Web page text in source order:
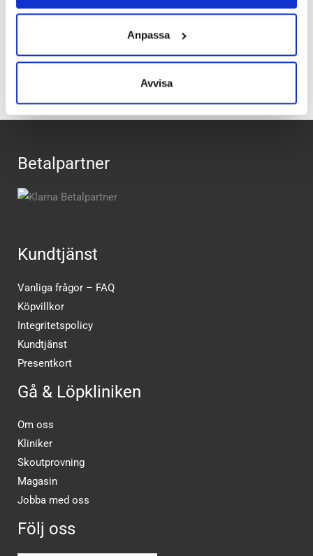
Anpassa
Avvisa
Betalpartner
Kundtjänst
Vanliga frågor – FAQ
Köpvillkor
Integritetspolicy
Kundtjänst
Presentkort
Gå & Löpkliniken
Om oss
Kliniker
Skoutprovning
Magasin
Jobba med oss
Följ oss